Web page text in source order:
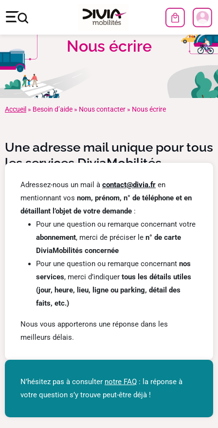
Nous écrire
Accueil » Besoin d’aide » Nous contacter » Nous écrire
Une adresse mail unique pour tous
les services DiviaMobilités
Adressez-nous un mail à contact@divia.fr en
mentionnant vos nom, prénom, n° de téléphone et en
détaillant l’objet de votre demande :
Pour une question ou remarque concernant votre
abonnement, merci de préciser le n° de carte
DiviaMobilités concernée
Pour une question ou remarque concernant nos
services, merci d’indiquer tous les détails utiles
(jour, heure, lieu, ligne ou parking, détail des
faits, etc.)
Nous vous apporterons une réponse dans les
meilleurs délais.
N’hésitez pas à consulter notre FAQ : la réponse à
votre question s’y trouve peut-être déjà !